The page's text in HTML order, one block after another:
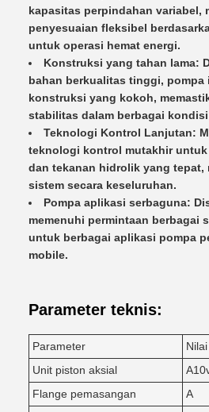
kapasitas perpindahan variabel,
penyesuaian fleksibel
untuk operasi hemat energi.
Konstruksi yang tahan lama:
bahan berkualitas tinggi, pompa
konstruksi yang kokoh,
stabilitas dalam berbagai
Teknologi Kontrol Lanjutan:
teknologi kontrol mutakhir
dan tekanan hidrolik yang tepat,
sistem secara keseluruhan.
Pompa aplikasi serbaguna:
memenuhi permintaan berbagai
untuk berbagai aplikasi pompa
mobile.
Parameter teknis:
Parameter
Nilai
Unit piston aksial
Flange pemasangan
A